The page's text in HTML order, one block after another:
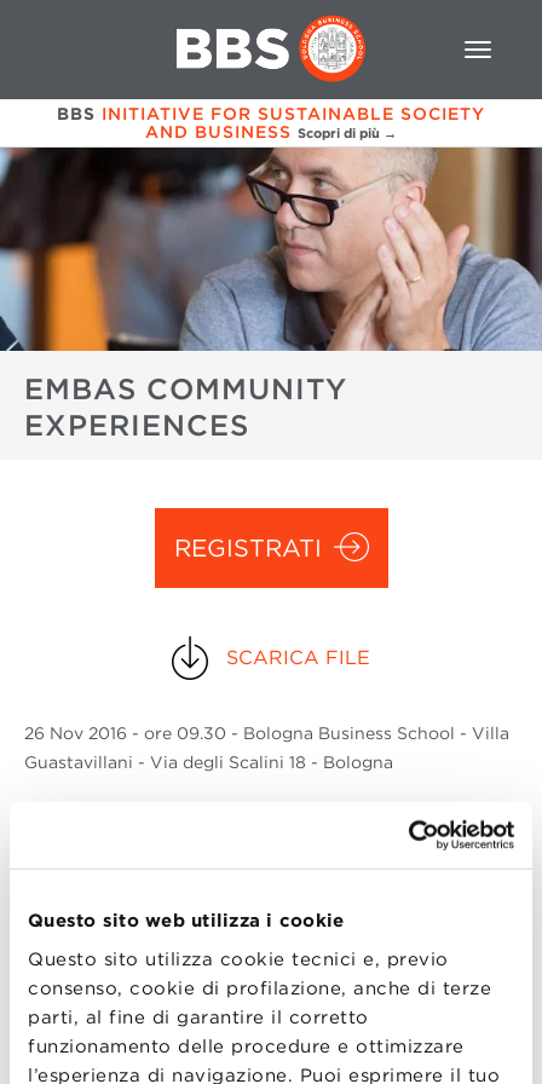
Questo sito web utilizza i cookie
Questo sito utilizza cookie tecnici e, previo
consenso, cookie di profilazione, anche di terze
parti, al fine di garantire il corretto
funzionamento delle procedure e ottimizzare
l’esperienza di navigazione. Puoi esprimere il tuo
BBS INITIATIVE FOR SUSTAINABLE SOCIETY
AND BUSINESS Scopri di più →
EMBAS COMMUNITY
EXPERIENCES
REGISTRATI
26 Nov 2016 - ore 09.30 - Bologna Business School - Villa
Guastavillani - Via degli Scalini 18 - Bologna
SCARICA FILE
esclusivamente alla Community degli
Executive MBAs
. Il titolo del prossimo
Changing World”ovvero come coniugare
visione ed operatività in situazioni di
incertezza.Un tema di grande attualità che
sarà presentato attraverso spunti e